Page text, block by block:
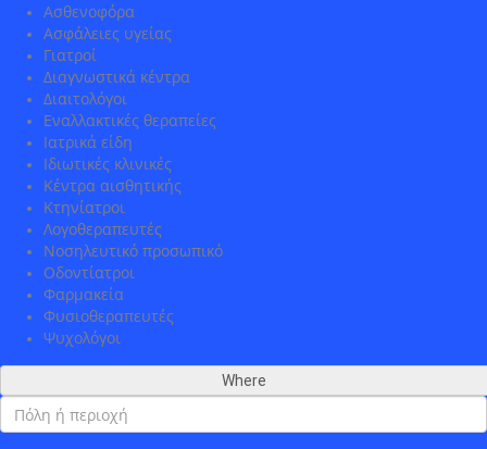
Ασθενοφόρα
Ασφάλειες υγείας
Γιατροί
Διαγνωστικά κέντρα
Διαιτολόγοι
Εναλλακτικές θεραπείες
Ιατρικά είδη
Ιδιωτικές κλινικές
Κέντρα αισθητικής
Κτηνίατροι
Λογοθεραπευτές
Νοσηλευτικό προσωπικό
Οδοντίατροι
Φαρμακεία
Φυσιοθεραπευτές
Ψυχολόγοι
Where